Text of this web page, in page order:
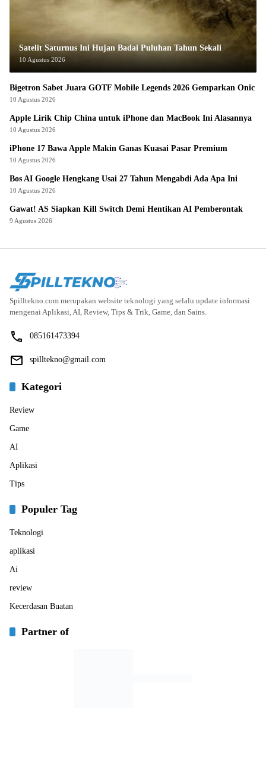
Satelit Saturnus Ini Hujan Badai Puluhan Tahun Sekali
10 Agustus 2026
Bigetron Sabet Juara GOTF Mobile Legends 2026 Gemparkan Onic
10 Agustus 2026
Apple Lirik Chip China untuk iPhone dan MacBook Ini Alasannya
10 Agustus 2026
iPhone 17 Bawa Apple Makin Ganas Kuasai Pasar Premium
10 Agustus 2026
Bos AI Google Hengkang Usai 27 Tahun Mengabdi Ada Apa Ini
10 Agustus 2026
Gawat! AS Siapkan Kill Switch Demi Hentikan AI Pemberontak
9 Agustus 2026
Spilltekno.com merupakan website teknologi yang selalu update informasi
mengenai Aplikasi, AI, Review, Tips & Trik, Game, dan Sains.
085161473394
spilltekno@gmail.com
Kategori
Review
Game
AI
Aplikasi
Tips
Populer Tag
Teknologi
aplikasi
Ai
review
Kecerdasan Buatan
Partner of